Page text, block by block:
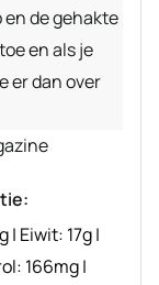
en de gehakte
en als je
er dan over
g| Eiwit: 17g|
166mg|